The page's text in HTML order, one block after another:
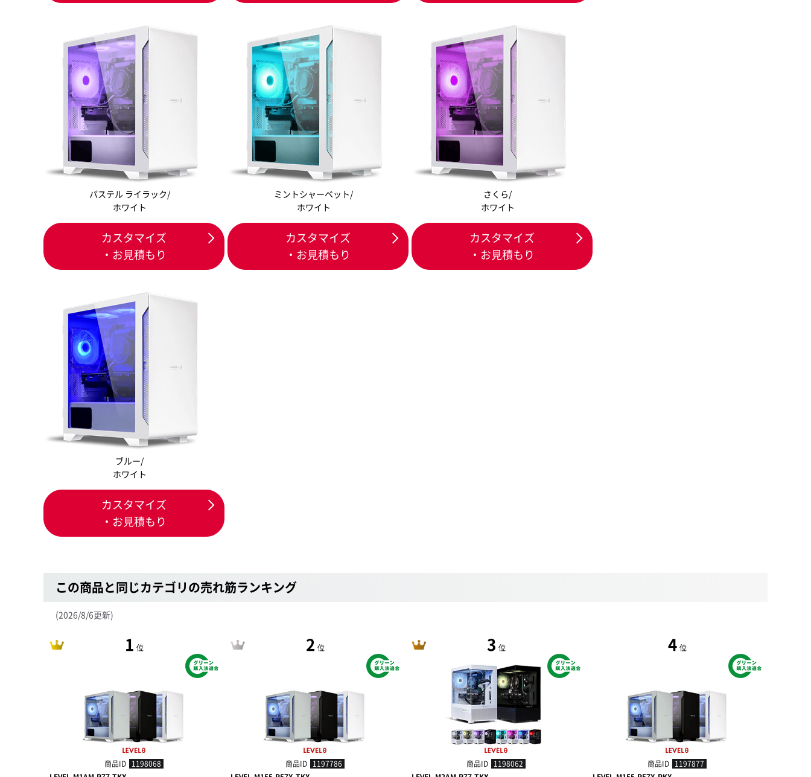
パステル ライラック/
ホワイト
カスタマイズ
・お見積もり
ミントシャーベット/
ホワイト
カスタマイズ
・お見積もり
さくら/
ホワイト
カスタマイズ
・お見積もり
ブルー/
ホワイト
カスタマイズ
・お見積もり
この商品と同じカテゴリの売れ筋ランキング
(2026/8/6更新)
1 位
商品ID 1198068
2 位
商品ID 1197786
3 位
商品ID 1198062
4 位
商品ID 1197877